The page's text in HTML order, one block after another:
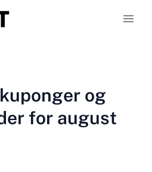
og
for august